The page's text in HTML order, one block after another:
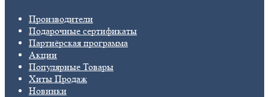
Производители
Подарочные сертификаты
Партнёрская программа
Акции
Популярные Товары
Хиты Продаж
Новинки